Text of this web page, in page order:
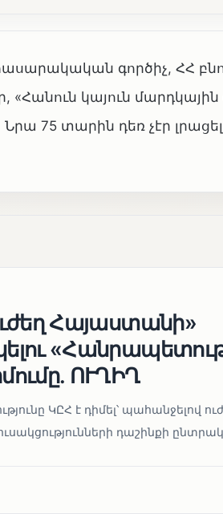
գործիչ, ՀՀ
կայուն
75 տարին դեռ չէր
Հայաստանի»
ՈՒՂԻՂ
ԿԸՀ է դիմել՝ պահանջելով
դաշինքի